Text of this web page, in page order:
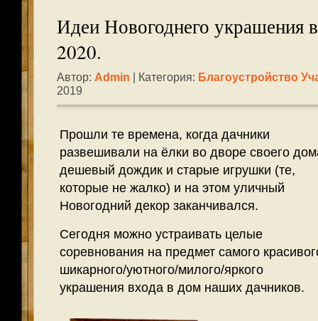
Идеи Новогоднего украшения
2020.
Автор: Admin | Категория: Благоустройство
2019
Прошли те времена, когда дачники
развешивали на ёлки во дворе своего
дешевый дождик и старые игрушки (те,
которые не жалко) и на этом уличный
Новогодний декор заканчивался.
Сегодня можно устраивать целые
соревнования на предмет самого
шикарного/уютного/милого/яркого
украшения входа в дом наших дачников.